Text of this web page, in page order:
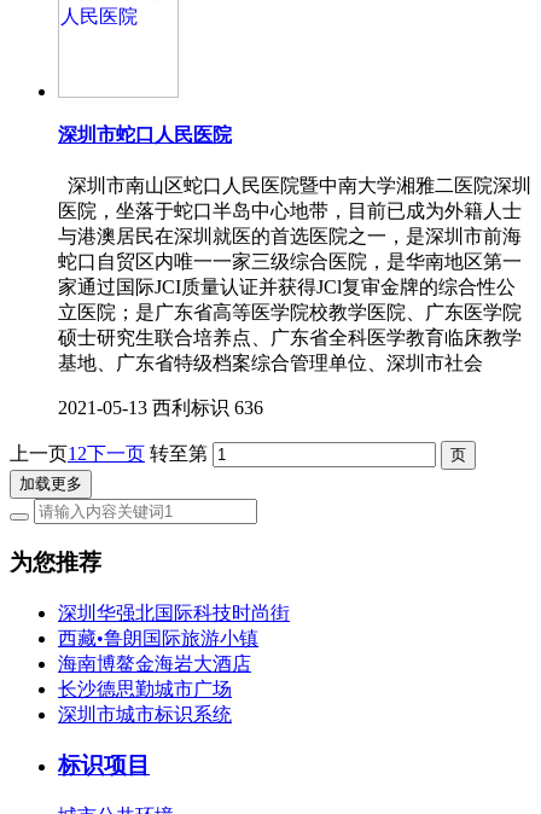
深圳市蛇口人民医院
深圳市南山区蛇口人民医院暨中南大学湘雅二医院深圳
医院，坐落于蛇口半岛中心地带，目前已成为外籍人士
与港澳居民在深圳就医的首选医院之一，是深圳市前海
蛇口自贸区内唯一一家三级综合医院，是华南地区第一
家通过国际JCI质量认证并获得JCl复审金牌的综合性公
立医院；是广东省高等医学院校教学医院、广东医学院
硕士研究生联合培养点、广东省全科医学教育临床教学
基地、广东省特级档案综合管理单位、深圳市社会
2021-05-13 西利标识 636
上一页1 2下一页 转至第
加载更多
为您推荐
深圳华强北国际科技时尚街
西藏•鲁朗国际旅游小镇
海南博鳌金海岩大酒店
长沙德思勤城市广场
深圳市城市标识系统
标识项目